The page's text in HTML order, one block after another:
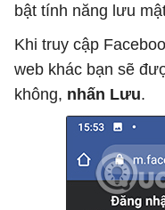
bật tính năng lưu
Khi truy cập
web khác bạn sẽ
không, nhấn Lưu.